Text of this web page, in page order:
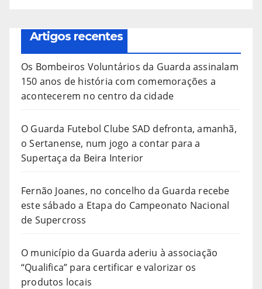
Artigos recentes
Os Bombeiros Voluntários da Guarda assinalam
150 anos de história com comemorações a
acontecerem no centro da cidade
O Guarda Futebol Clube SAD defronta, amanhã,
o Sertanense, num jogo a contar para a
Supertaça da Beira Interior
Fernão Joanes, no concelho da Guarda recebe
este sábado a Etapa do Campeonato Nacional
de Supercross
O município da Guarda aderiu à associação
“Qualifica” para certificar e valorizar os
produtos locais